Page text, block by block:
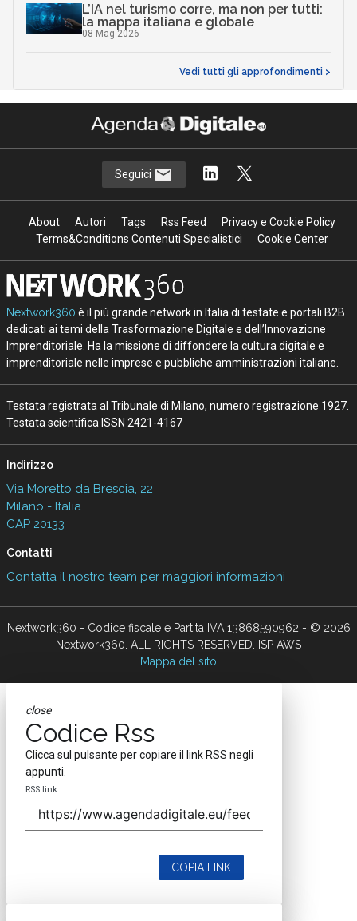
L’IA nel turismo corre, ma non per tutti:
la mappa italiana e globale
08 Mag 2026
Vedi tutti gli approfondimenti >
Seguici
About Autori Tags Rss Feed
Privacy e Cookie Policy
Terms&Conditions Contenuti Specialistici
Cookie Center
Nextwork360 è il più grande network in Italia di testate e portali B2B
dedicati ai temi della Trasformazione Digitale e dell’Innovazione
Imprenditoriale. Ha la missione di diffondere la cultura digitale e
imprenditoriale nelle imprese e pubbliche amministrazioni italiane.
Testata registrata al Tribunale di Milano, numero registrazione 1927.
Testata scientifica ISSN 2421-4167
Indirizzo
Via Moretto da Brescia, 22
Milano - Italia
CAP 20133
Contatti
Contatta il nostro team per maggiori informazioni
Nextwork360 - Codice fiscale e Partita IVA 13868590962 - © 2026
Nextwork360. ALL RIGHTS RESERVED. ISP AWS
Mappa del sito
close
Codice Rss
Clicca sul pulsante per copiare il link RSS negli
appunti.
RSS link
COPIA LINK